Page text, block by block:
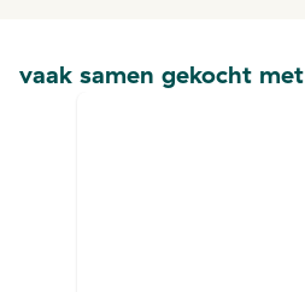
vaak samen gekocht met